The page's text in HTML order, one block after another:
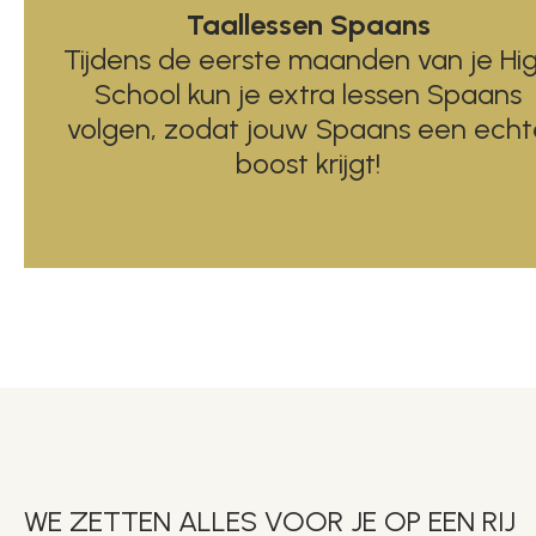
Taallessen Spaans
Tijdens de eerste maanden van je
School kun je extra lessen Spaans
volgen, zodat jouw Spaans een
boost krijgt!
WE ZETTEN ALLES VOOR JE OP EEN RIJ